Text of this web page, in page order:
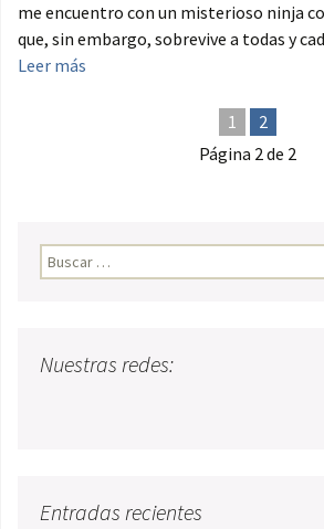
me encuentro con un misterioso ninja
que, sin embargo, sobrevive a todas y
Leer más
1
2
Página 2 de 2
Buscar:
Nuestras redes:
Entradas recientes